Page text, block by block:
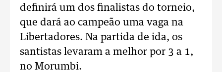
definirá um dos finalistas do torneio,
que dará ao campeão uma vaga na
Libertadores. Na partida de ida, os
santistas levaram a melhor por 3 a 1,
no Morumbi.